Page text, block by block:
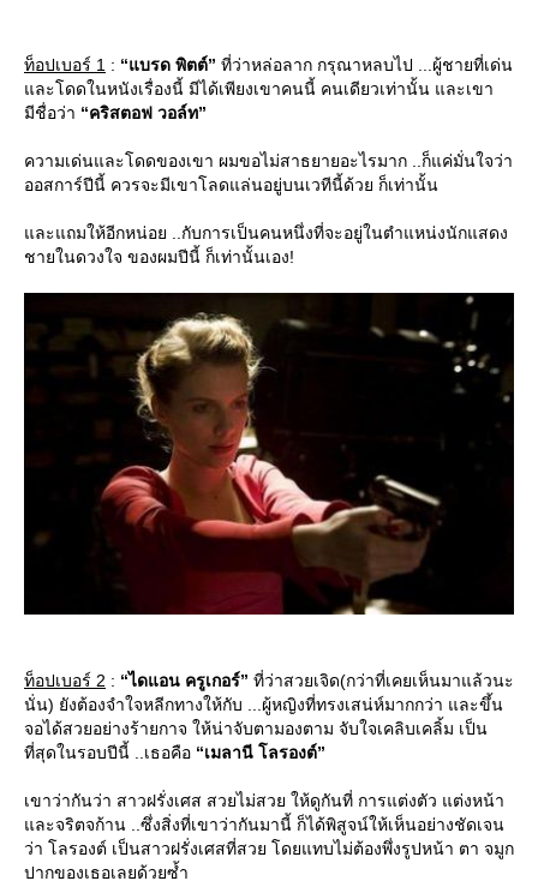
ท็อปเบอร์ 1 : “แบรด พิตต์” ที่ว่าหล่อลาก กรุณาหลบไป ...ผู้ชายที่เด่น
ละโดดในหนังเรื่องนี้ มีได้เพียงเขาคนนี้ คนเดียวเท่านั้น และเขา
มีชื่อว่า “คริสตอฟ วอล์ท”
ความเด่นและโดดของเขา ผมขอไม่สาธยายอะไรมาก ..ก็แค่มั่นใจว่า
ออสการ์ปีนี้ ควรจะมีเขาโลดแล่นอยู่บนเวทีนี้ด้วย ก็เท่านั้น
ละแถมให้อีกหน่อย ..กับการเป็นคนหนึ่งที่จะอยู่ในตำแหน่งนักแสดง
ชายในดวงใจ ของผมปีนี้ ก็เท่านั้นเอง!
ท็อปเบอร์ 2 : “ไดแอน ครูเกอร์” ที่ว่าสวยเจิด(กว่าที่เคยเห็นมาแล้วนะ
นั่น) ยังต้องจำใจหลีกทางให้กับ ...ผู้หญิงที่ทรงเสน่ห์มากกว่า และขึ้น
จอได้สวยอย่างร้ายกาจ ให้น่าจับตามองตาม จับใจเคลิบเคลิ้ม เป็น
ที่สุดในรอบปีนี้ ..เธอคือ “เมลานี โลรองต์”
เขาว่ากันว่า สาวฝรั่งเศส สวยไม่สวย ให้ดูกันที่ การแต่งตัว แต่งหน้า
ละจริตจก้าน ..ซึ่งสิ่งที่เขาว่ากันมานี้ ก็ได้พิสูจน์ให้เห็นอย่างชัดเจน
ว่า โลรองต์ เป็นสาวฝรั่งเศสที่สวย โดยแทบไม่ต้องพึ่งรูปหน้า ตา จมูก
ปากของเธอเลยด้วยซ้ำ